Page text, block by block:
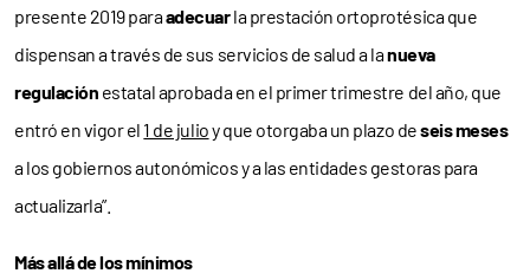
presente 2019 paraadecuarla prestación ortoprotésica que
dispensan a través de sus servicios de salud a lanueva
regulación estatal aprobada en el primer trimestre del año, que
entró en vigor el 1 de julioy que otorgaba un plazo deseis meses
a los gobiernos autonómicos y a las entidades gestoras para
actualizarla”.
Más allá de los mínimos